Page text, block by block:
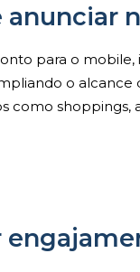
anunciar
para o mobile,
o alcance
como shoppings,